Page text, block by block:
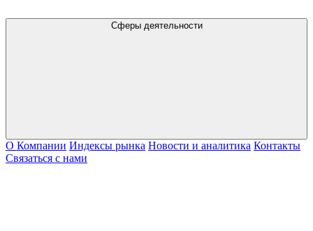
Сферы деятельности
О Компании Индексы рынка Новости и аналитика Контакты
Связаться с нами